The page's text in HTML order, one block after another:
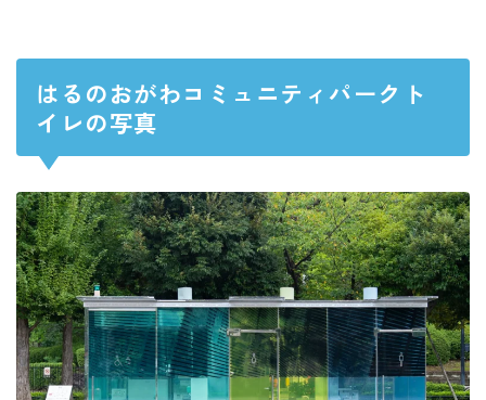
はるのおがわコミュニティパークト
イレの写真